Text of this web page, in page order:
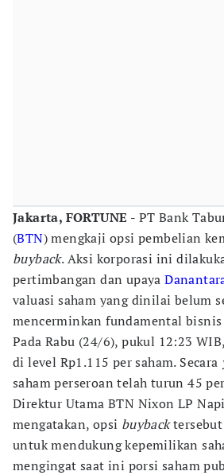
Jakarta, FORTUNE - PT Bank
(BTN) mengkaji opsi pembelian
buyback. Aksi korporasi ini
pertimbangan dan upaya
valuasi saham yang dinilai belum
mencerminkan fundamental bisnis
Pada Rabu (24/6), pukul 12:23
di level Rp1.115 per saham. Secara
saham perseroan telah turun 45
Direktur Utama BTN Nixon LP
mengatakan, opsi buyback
untuk mendukung kepemilikan
mengingat saat ini porsi saham